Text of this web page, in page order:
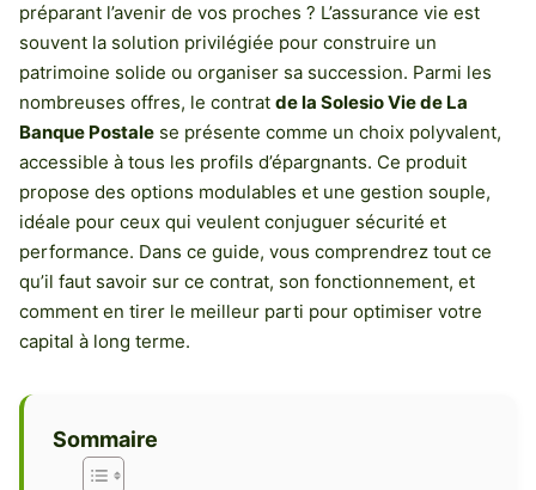
préparant l’avenir de vos proches ? L’assurance vie est
souvent la solution privilégiée pour construire un
patrimoine solide ou organiser sa succession. Parmi les
nombreuses offres, le contrat de la Solesio Vie de La
Banque Postale se présente comme un choix polyvalent,
accessible à tous les profils d’épargnants. Ce produit
propose des options modulables et une gestion souple,
idéale pour ceux qui veulent conjuguer sécurité et
performance. Dans ce guide, vous comprendrez tout ce
qu’il faut savoir sur ce contrat, son fonctionnement, et
comment en tirer le meilleur parti pour optimiser votre
capital à long terme.
Sommaire